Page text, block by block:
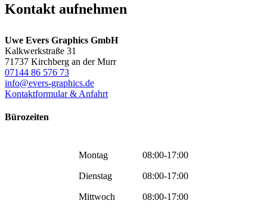
Kontakt aufnehmen
Uwe Evers Graphics GmbH
Kalkwerkstraße 31
71737 Kirchberg an der Murr
07144 86 576 73
info@evers-graphics.de
Kontaktformular & Anfahrt
Bürozeiten
Montag 08:00-17:00
Dienstag 08:00-17:00
Mittwoch 08:00-17:00